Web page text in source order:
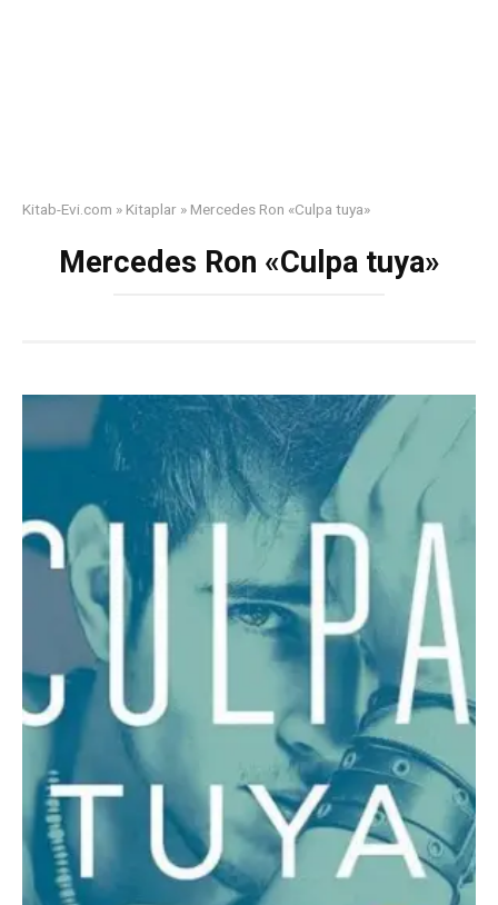
Kitab-Evi.com » Kitaplar » Mercedes Ron «Culpa tuya»
Mercedes Ron «Culpa tuya»